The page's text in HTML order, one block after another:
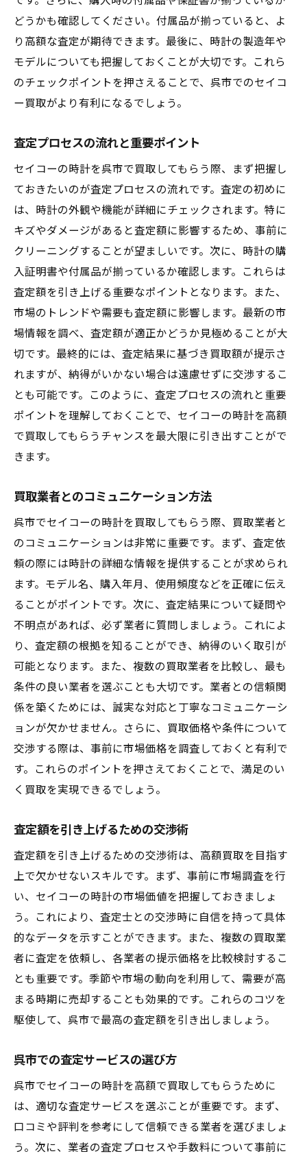
どうかも確認してください。付属品が揃っていると、よ
り高額な査定が期待できます。最後に、時計の製造年や
モデルについても把握しておくことが大切です。これら
のチェックポイントを押さえることで、呉市でのセイコ
ー買取がより有利になるでしょう。
査定プロセスの流れと重要ポイント
セイコーの時計を呉市で買取してもらう際、まず把握し
ておきたいのが査定プロセスの流れです。査定の初めに
は、時計の外観や機能が詳細にチェックされます。特に
キズやダメージがあると査定額に影響するため、事前に
クリーニングすることが望ましいです。次に、時計の購
入証明書や付属品が揃っているか確認します。これらは
査定額を引き上げる重要なポイントとなります。また、
市場のトレンドや需要も査定額に影響します。最新の市
場情報を調べ、査定額が適正かどうか見極めることが大
切です。最終的には、査定結果に基づき買取額が提示さ
れますが、納得がいかない場合は遠慮せずに交渉するこ
とも可能です。このように、査定プロセスの流れと重要
ポイントを理解しておくことで、セイコーの時計を高額
で買取してもらうチャンスを最大限に引き出すことがで
きます。
買取業者とのコミュニケーション方法
呉市でセイコーの時計を買取してもらう際、買取業者と
のコミュニケーションは非常に重要です。まず、査定依
頼の際には時計の詳細な情報を提供することが求められ
ます。モデル名、購入年月、使用頻度などを正確に伝え
ることがポイントです。次に、査定結果について疑問や
不明点があれば、必ず業者に質問しましょう。これによ
り、査定額の根拠を知ることができ、納得のいく取引が
可能となります。また、複数の買取業者を比較し、最も
条件の良い業者を選ぶことも大切です。業者との信頼関
係を築くためには、誠実な対応と丁寧なコミュニケーシ
ョンが欠かせません。さらに、買取価格や条件について
交渉する際は、事前に市場価格を調査しておくと有利で
す。これらのポイントを押さえておくことで、満足のい
く買取を実現できるでしょう。
査定額を引き上げるための交渉術
査定額を引き上げるための交渉術は、高額買取を目指す
上で欠かせないスキルです。まず、事前に市場調査を行
い、セイコーの時計の市場価値を把握しておきましょ
う。これにより、査定士との交渉時に自信を持って具体
的なデータを示すことができます。また、複数の買取業
者に査定を依頼し、各業者の提示価格を比較検討するこ
とも重要です。季節や市場の動向を利用して、需要が高
まる時期に売却することも効果的です。これらのコツを
駆使して、呉市で最高の査定額を引き出しましょう。
呉市での査定サービスの選び方
呉市でセイコーの時計を高額で買取してもらうために
は、適切な査定サービスを選ぶことが重要です。まず、
口コミや評判を参考にして信頼できる業者を選びましょ
う。次に、業者の査定プロセスや手数料について事前に